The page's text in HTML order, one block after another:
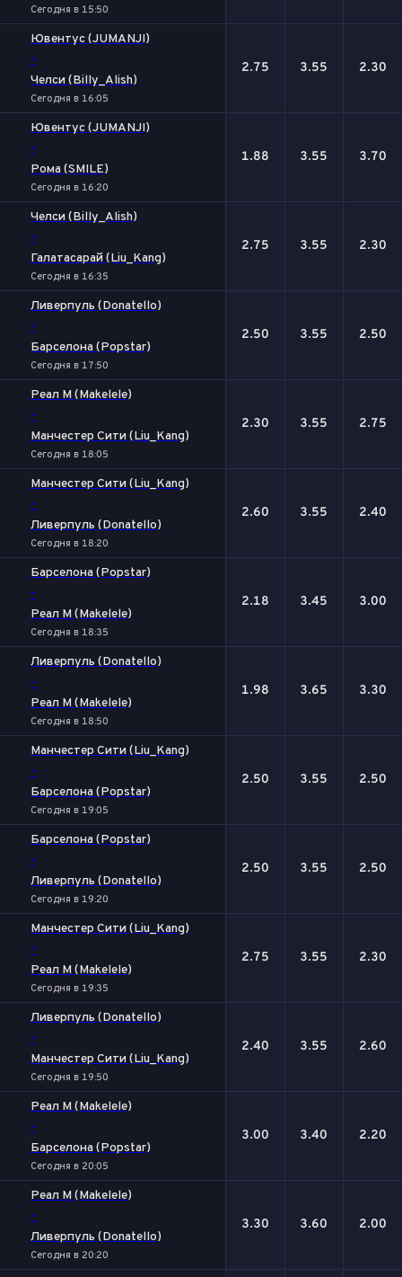
Сегодня в 15:50
Ювентус (JUMANJI)
-
Челси (Billy_Alish)
Сегодня в 16:05
2.75 3.55 2.30
Ювентус (JUMANJI)
-
Рома (SMILE)
Сегодня в 16:20
1.88 3.55 3.70
Челси (Billy_Alish)
-
Галатасарай (Liu_Kang)
Сегодня в 16:35
2.75 3.55 2.30
Ливерпуль (Donatello)
-
Барселона (Popstar)
Сегодня в 17:50
2.50 3.55 2.50
Реал М (Makelele)
-
Манчестер Сити (Liu_Kang)
Сегодня в 18:05
2.30 3.55 2.75
Манчестер Сити (Liu_Kang)
-
Ливерпуль (Donatello)
Сегодня в 18:20
2.60 3.55 2.40
Барселона (Popstar)
-
Реал М (Makelele)
Сегодня в 18:35
2.18 3.45 3.00
Ливерпуль (Donatello)
-
Реал М (Makelele)
Сегодня в 18:50
1.98 3.65 3.30
Манчестер Сити (Liu_Kang)
-
Барселона (Popstar)
Сегодня в 19:05
2.50 3.55 2.50
Барселона (Popstar)
-
Ливерпуль (Donatello)
Сегодня в 19:20
2.50 3.55 2.50
Манчестер Сити (Liu_Kang)
-
Реал М (Makelele)
Сегодня в 19:35
2.75 3.55 2.30
Ливерпуль (Donatello)
-
Манчестер Сити (Liu_Kang)
Сегодня в 19:50
2.40 3.55 2.60
Реал М (Makelele)
-
Барселона (Popstar)
Сегодня в 20:05
3.00 3.40 2.20
Реал М (Makelele)
-
Ливерпуль (Donatello)
Сегодня в 20:20
3.30 3.60 2.00